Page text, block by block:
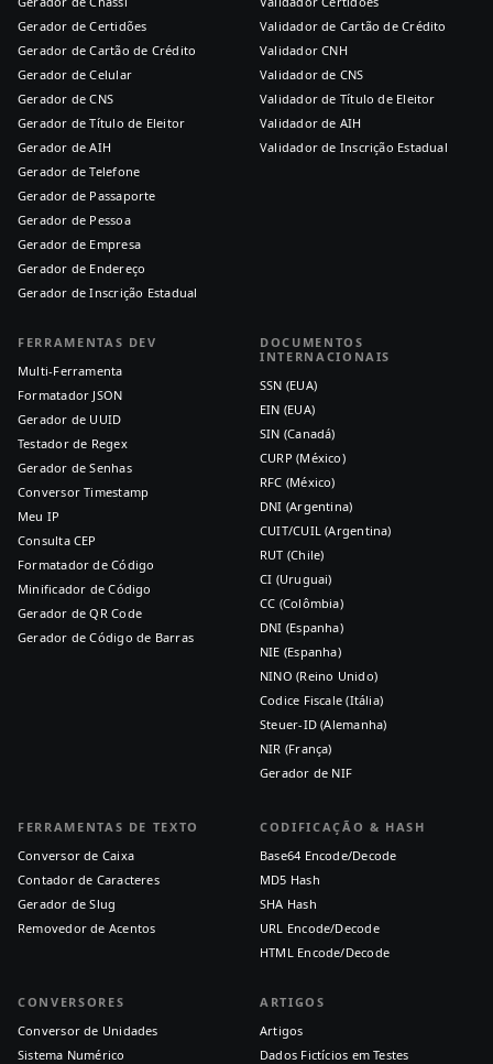
Gerador de Certidões
Gerador de Cartão de Crédito
Gerador de Celular
Gerador de CNS
Gerador de Título de Eleitor
Gerador de AIH
Gerador de Telefone
Gerador de Passaporte
Gerador de Pessoa
Gerador de Empresa
Gerador de Endereço
Gerador de Inscrição Estadual
Validador de Cartão de Crédito
Validador CNH
Validador de CNS
Validador de Título de Eleitor
Validador de AIH
Validador de Inscrição Estadual
FERRAMENTAS DEV
Multi-Ferramenta
Formatador JSON
Gerador de UUID
Testador de Regex
Gerador de Senhas
Conversor Timestamp
Meu IP
Consulta CEP
Formatador de Código
Minificador de Código
Gerador de QR Code
Gerador de Código de Barras
DOCUMENTOS
INTERNACIONAIS
SSN (EUA)
EIN (EUA)
SIN (Canadá)
CURP (México)
RFC (México)
DNI (Argentina)
CUIT/CUIL (Argentina)
RUT (Chile)
CI (Uruguai)
CC (Colômbia)
DNI (Espanha)
NIE (Espanha)
NINO (Reino Unido)
Codice Fiscale (Itália)
Steuer-ID (Alemanha)
NIR (França)
Gerador de NIF
FERRAMENTAS DE TEXTO
Conversor de Caixa
Contador de Caracteres
Gerador de Slug
Removedor de Acentos
CODIFICAÇÃO & HASH
Base64 Encode/Decode
MD5 Hash
SHA Hash
URL Encode/Decode
HTML Encode/Decode
CONVERSORES
Conversor de Unidades
Sistema Numérico
ARTIGOS
Artigos
Dados Fictícios em Testes